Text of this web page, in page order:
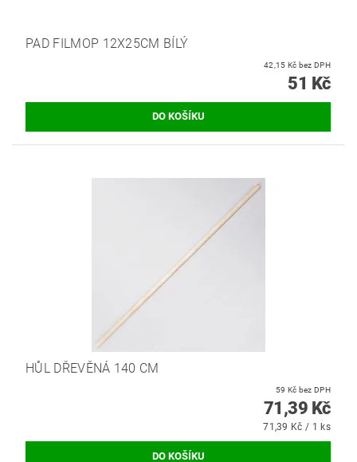
PAD FILMOP 12X25CM BÍLÝ
42,15 Kč bez DPH
51 Kč
HŮL DŘEVĚNÁ 140 CM
59 Kč bez DPH
71,39 Kč
71,39 Kč / 1 ks